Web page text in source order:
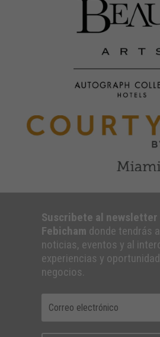
Suscribete al newsletter
Febicham donde tendrás
noticias, eventos y al
experiencias y
negocios.